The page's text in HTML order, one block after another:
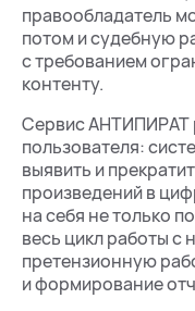
правообладатель
потом и судебную
с требованием
контенту.
Сервис АНТИПИРАТ
пользователя:
выявить и
произведений в
на себя не только
весь цикл работы
претензионную
и формирование